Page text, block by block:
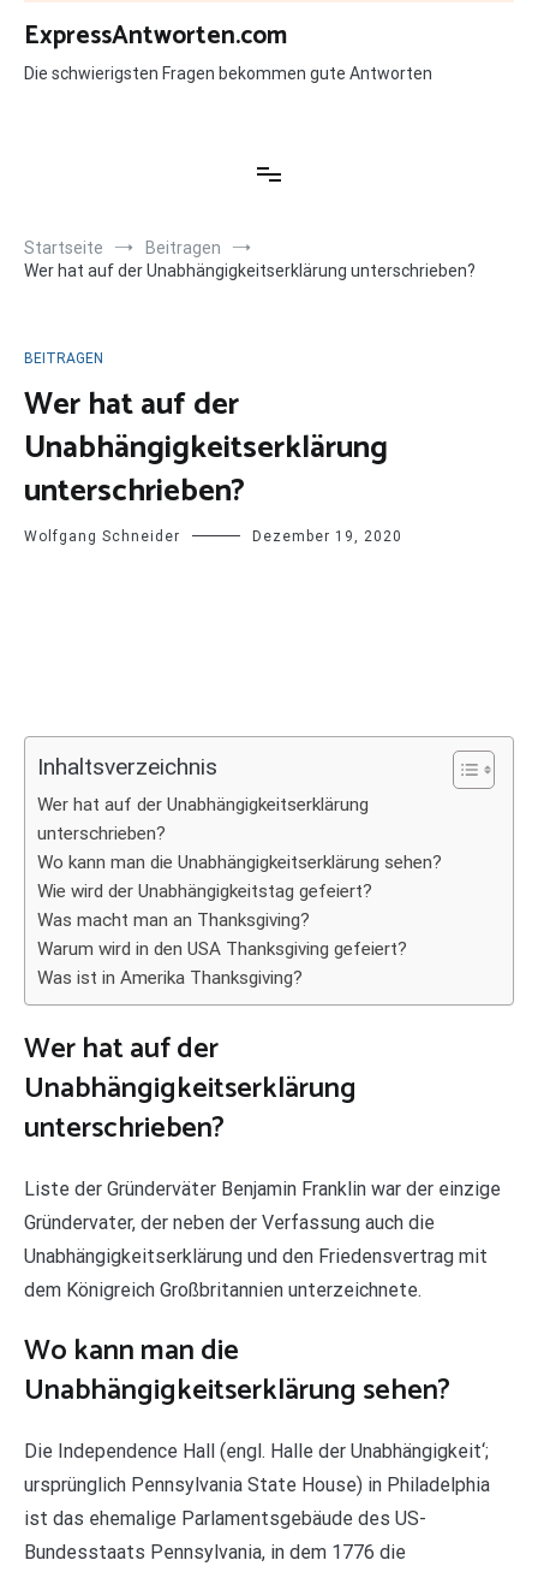
Zum
Inhalt
springen
ExpressAntworten.com
Die schwierigsten Fragen bekommen gute Antworten
Startseite
Beitragen
Wer hat auf der Unabhängigkeitserklärung unterschrieben?
BEITRAGEN
Wer hat auf der
Unabhängigkeitserklärung
unterschrieben?
Wolfgang Schneider Dezember 19, 2020
Inhaltsverzeichnis
Wer hat auf der Unabhängigkeitserklärung
unterschrieben?
Wo kann man die Unabhängigkeitserklärung sehen?
Wie wird der Unabhängigkeitstag gefeiert?
Was macht man an Thanksgiving?
Warum wird in den USA Thanksgiving gefeiert?
Was ist in Amerika Thanksgiving?
Wer hat auf der
Unabhängigkeitserklärung
unterschrieben?
Liste der Gründerväter Benjamin Franklin war der einzige
Gründervater, der neben der Verfassung auch die
Unabhängigkeitserklärung und den Friedensvertrag mit
dem Königreich Großbritannien unterzeichnete.
Wo kann man die
Unabhängigkeitserklärung sehen?
Die Independence Hall (engl. Halle der Unabhängigkeit‘;
ursprünglich Pennsylvania State House) in Philadelphia
ist das ehemalige Parlamentsgebäude des US-
Bundesstaats Pennsylvania, in dem 1776 die